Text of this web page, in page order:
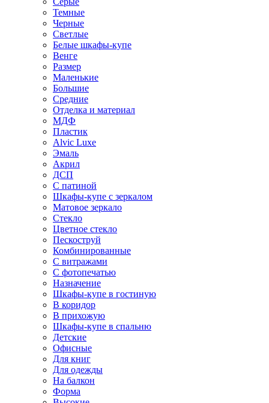
Темные
Черные
Светлые
Белые шкафы-купе
Венге
Размер
Маленькие
Большие
Средние
Отделка и материал
МДФ
Пластик
Alvic Luxe
Эмаль
Акрил
ДСП
С патиной
Шкафы-купе с зеркалом
Матовое зеркало
Стекло
Цветное стекло
Пескоструй
Комбинированные
С витражами
С фотопечатью
Назначение
Шкафы-купе в гостиную
В коридор
В прихожую
Шкафы-купе в спальню
Детские
Офисные
Для книг
Для одежды
На балкон
Форма